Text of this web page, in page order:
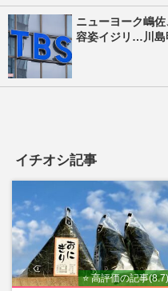
ニューヨーク嶋
容姿イジリ…川島
イチオシ記事
⭐ 高評価の記事(8.7)